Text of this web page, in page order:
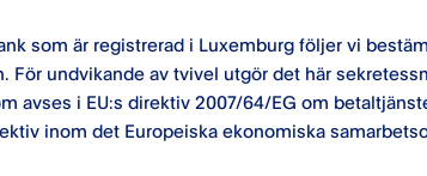
som är registrerad i Luxemburg följer vi
För undvikande av tvivel utgör det här
avses i EU:s direktiv 2007/64/EG om
inom det Europeiska ekonomiska